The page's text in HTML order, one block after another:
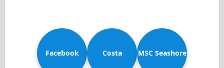
Facebook Costa MSC Seashore